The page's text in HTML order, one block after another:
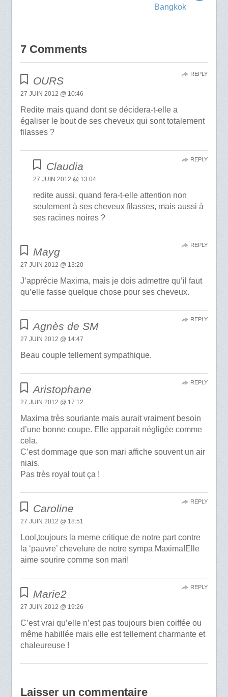
Bangkok
7 Comments
OURS
27 JUIN 2012 @ 10:46
Redite mais quand dont se décidera-t-elle a
égaliser le bout de ses cheveux qui sont totalement
filasses ?
REPLY
Claudia
27 JUIN 2012 @ 13:04
redite aussi, quand fera-t-elle attention non
seulement à ses cheveux filasses, mais aussi à
ses racines noires ?
REPLY
Mayg
27 JUIN 2012 @ 13:20
J’apprécie Maxima, mais je dois admettre qu’il faut
qu’elle fasse quelque chose pour ses cheveux.
REPLY
Agnès de SM
27 JUIN 2012 @ 14:47
Beau couple tellement sympathique.
REPLY
Aristophane
27 JUIN 2012 @ 17:12
Maxima très souriante mais aurait vraiment besoin
d’une bonne coupe. Elle apparait négligée comme
cela.
C’est dommage que son mari affiche souvent un air
niais.
Pas très royal tout ça !
REPLY
Caroline
27 JUIN 2012 @ 18:51
Lool,toujours la meme critique de notre part contre
la ‘pauvre’ chevelure de notre sympa Maxima!Elle
aime sourire comme son mari!
REPLY
Marie2
27 JUIN 2012 @ 19:26
C’est vrai qu’elle n’est pas toujours bien coiffée ou
même habillée mais elle est tellement charmante et
chaleureuse !
REPLY
Laisser un commentaire